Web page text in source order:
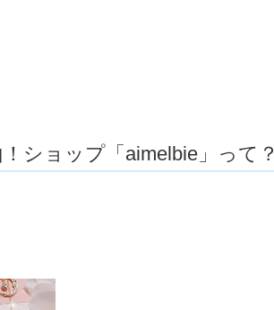
ショップ「aimelbie」って？